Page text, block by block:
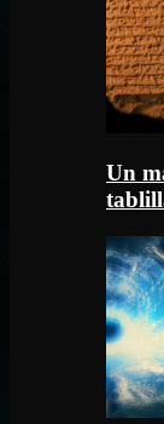
Un